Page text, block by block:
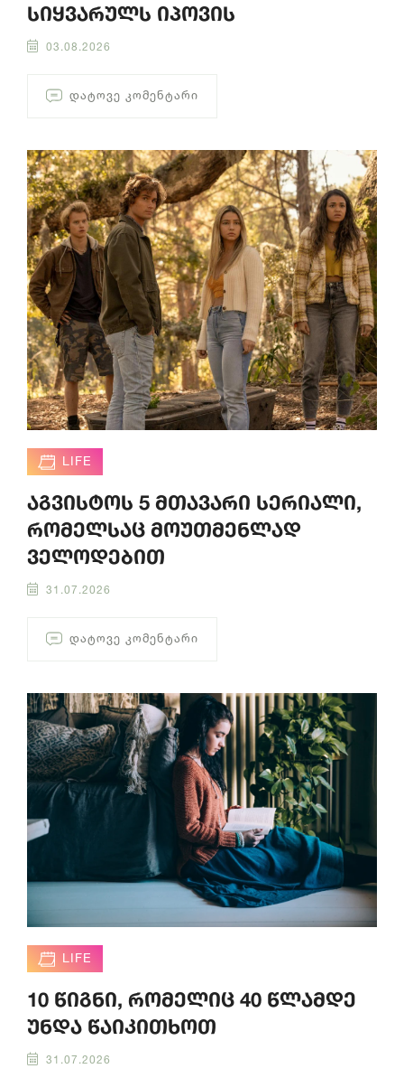
სიყვარულს იპოვის
03.08.2026
ᲓᲐᲢᲝᲕᲔ ᲙᲝᲛᲔᲜᲢᲐᲠᲘ
LIFE
აგვისტოს 5 მთავარი სერიალი,
რომელსაც მოუთმენლად
ველოდებით
31.07.2026
ᲓᲐᲢᲝᲕᲔ ᲙᲝᲛᲔᲜᲢᲐᲠᲘ
LIFE
10 წიგნი, რომელიც 40 წლამდე
უნდა წაიკითხოთ
31.07.2026